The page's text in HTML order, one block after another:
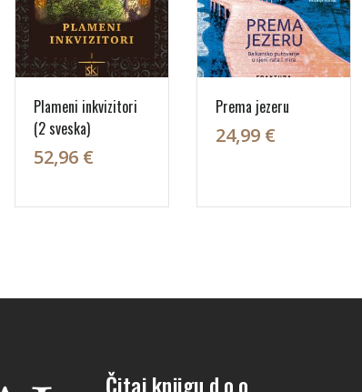
Plameni inkvizitori
(2 sveska)
52,96 €
Prema jezeru
24,99 €
Čitaj knjigu d.o.o.